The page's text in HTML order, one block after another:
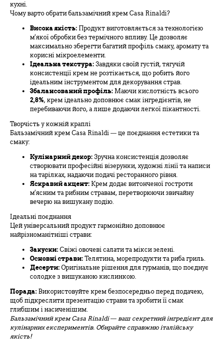
кухні.
Чому варто обрати бальзамічний крем Casa Rinaldi?
Висока якість: Продукт виготовляється за технологією
м'якої обробки без термічного впливу. Це дозволяє
максимально зберегти багатий профіль смаку, аромату та
корисні мікроелементи.
Ідеальна текстура: Завдяки своїй густій, тягучій
консистенції крем не розтікається, що робить його
ідеальним інструментом для декорування страв.
Збалансований профіль: Маючи кислотність всього
2,8%, крем ідеально доповнює смак інгредієнтів, не
перебиваючи його, а лише додаючи легкої пікантності.
Творчість у кожній краплі
Бальзамічний крем Casa Rinaldi — це поєднання естетики та
смаку:
Кулінарний декор: Зручна консистенція дозволяє
створювати професійні візерунки, художні лінії та написи
на тарілках, надаючи подачі ресторанного рівня.
Яскравий акцент: Крем додає витонченої гостроти
м'ясним та рибним стравам, перетворюючи звичайну
вечерю на вишукану подію.
Ідеальні поєднання
Цей універсальний продукт гармонійно доповнює
найрізноманітніші страви:
Закуски: Свіжі овочеві салати та мікси зелені.
Основні страви: Телятина, морепродукти та риба гриль.
Десерти: Оригінальне рішення для гурманів, що поєднує
солодке з вишуканою кислинкою.
Порада: Використовуйте крем безпосередньо перед подачею,
щоб підкреслити презентацію страви та зробити її смак
глибшим і насиченішим.
Бальзамічний крем Casa Rinaldi — ваш секретний інгредієнт для
кулінарних експериментів. Обирайте справжню італійську
якість!